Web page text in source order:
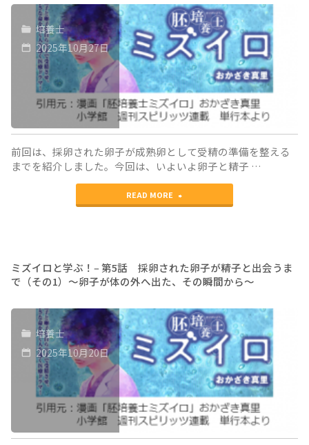
来
マ
マ
に
な
る
こ
と
を
な
い！
（そ
の
2）"
学
ぶ！‒
第
6
話
が
ん
に
な
も、
将
来
マ
マ
に
な
る
培養士
2025年10月27日
前回は、採卵された卵子が成熟卵として受精の準備を整える
までを紹介しました。今回は、いよいよ卵子と精子 …
READ MORE
"ミ
ロ
と
学
ぶ！‒
第
5
話
採
ミズイロと学ぶ！‒ 第5話 採卵された卵子が精子と出会うま
で（その1）〜卵子が体の外へ出た、その瞬間から〜
培養士
2025年10月20日